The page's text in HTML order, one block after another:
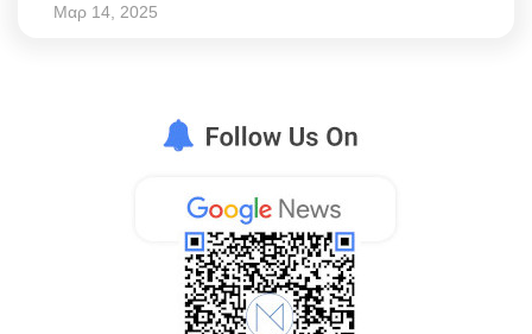
Μαρ 14, 2025